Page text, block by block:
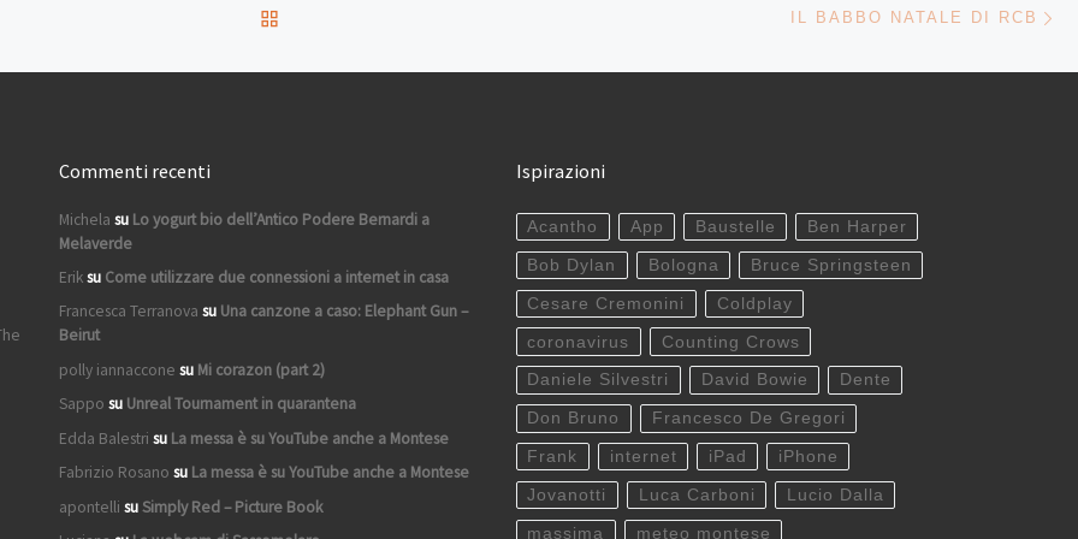
IL BABBO NATALE DI RCB
Commenti recenti
Michela su Lo yogurt bio dell’Antico Podere Bernardi a
Melaverde
Eriksu Come utilizzare due connessioni a internet in casa
Francesca Terranova su Una canzone a caso: Elephant Gun –
Beirut
polly iannaccone su Mi corazon (part 2)
Sappo su Unreal Tournament in quarantena
Edda Balestri su La messa è su YouTube anche a Montese
Fabrizio Rosano su La messa è su YouTube anche a Montese
apontelli suSimply Red – Picture Book
Ispirazioni
Acantho App Baustelle Ben Harper
Bob Dylan Bologna Bruce Springsteen
Cesare Cremonini Coldplay
coronavirus Counting Crows
Daniele Silvestri David Bowie Dente
Don Bruno Francesco De Gregori
Frank internet iPad iPhone
Jovanotti Luca Carboni Lucio Dalla
massima meteo montese